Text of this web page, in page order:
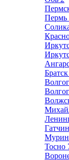
Пермь
Братск
Тосно